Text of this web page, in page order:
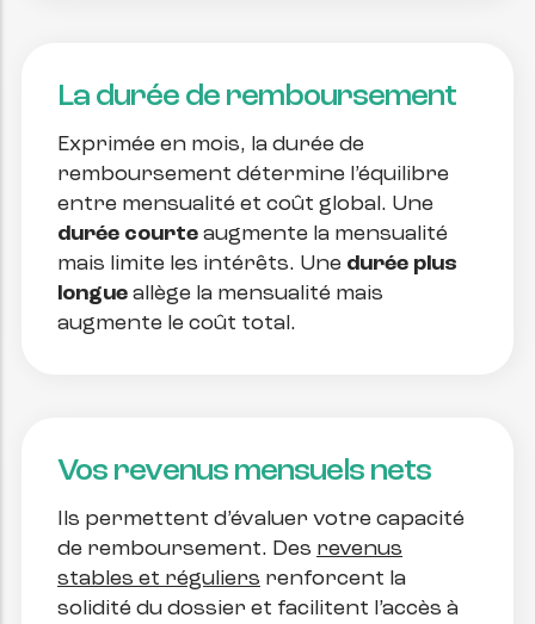
La durée de remboursement
Exprimée en mois, la durée de
remboursement détermine l’équilibre
entre mensualité et coût global. Une
durée courte augmente la mensualité
mais limite les intérêts. Une durée plus
longue allège la mensualité mais
augmente le coût total.
Vos revenus mensuels nets
Ils permettent d’évaluer votre capacité
de remboursement. Des revenus
stables et réguliers renforcent la
solidité du dossier et facilitent l’accès à